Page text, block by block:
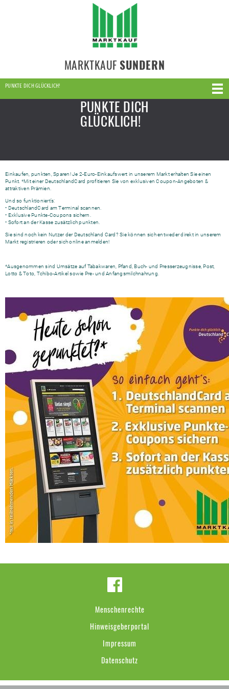
MARKTKAUF SUNDERN
PUNKTE DICH GLÜCKLICH!
PUNKTE DICH
GLÜCKLICH!
Einkaufen, punkten, Sparen! Je 2-Euro-Einkaufswert in unserem Markt erhalten Sie einen
Punkt. *Mit einer DeutschlandCard profitieren Sie von exklusiven Coupon-Angeboten &
attraktiven Prämien.
Und so funktioniert’s:
• DeutschlandCard am Terminal scannen.
• Exklusive Punkte-Coupons sichern.
• Sofort an der Kasse zusätzlich punkten.
Sie sind noch kein Nutzer der Deutschland Card? Sie können sich entweder direkt in unserem
Markt registrieren oder sichonline anmelden!
*Ausgenommen sind Umsätze auf Tabakwaren, Pfand, Buch- und Presserzeugnisse, Post,
Lotto & Toto, Tchibo-Artikel sowie Pre- und Anfangsmilchnahrung.
Menschenrechte
Hinweisgeberportal
Impressum
Datenschutz